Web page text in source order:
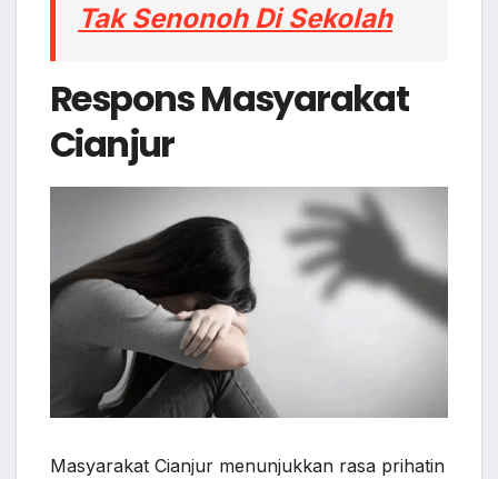
Tak Senonoh Di Sekolah
Respons Masyarakat
Cianjur
Masyarakat Cianjur menunjukkan rasa prihatin